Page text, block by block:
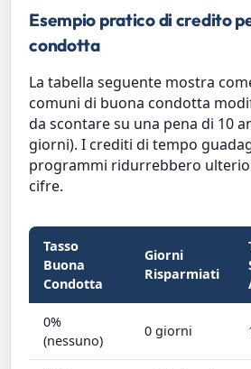
Esempio pratico di credito
condotta
La tabella seguente mostra
comuni di buona condotta
da scontare su una pena di 10
giorni). I crediti di tempo
programmi ridurrebbero
cifre.
Tasso
Buona
Condotta
Giorni
Risparmiati
0%
(nessuno)
0 giorni